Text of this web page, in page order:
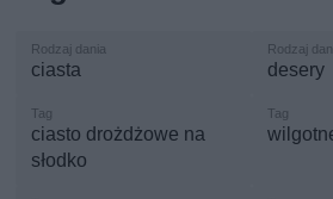
ciasta desery
ciasto drożdżowe na
słodko